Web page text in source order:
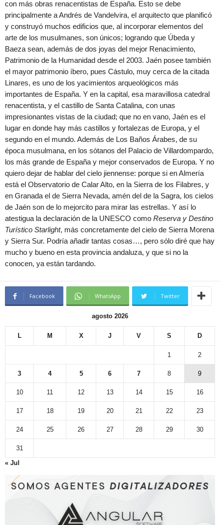
con más obras renacentistas de España. Esto se debe
principalmente a Andrés de Vandelvira, el arquitecto que planificó
y construyó muchos edificios que, al incorporar elementos del
arte de los musulmanes, son únicos; logrando que Úbeda y
Baeza sean, además de dos joyas del mejor Renacimiento,
Patrimonio de la Humanidad desde el 2003. Jaén posee también
el mayor patrimonio íbero, pues Cástulo, muy cerca de la citada
Linares, es uno de los yacimientos arqueológicos más
importantes de España. Y en la capital, esa maravillosa catedral
renacentista, y el castillo de Santa Catalina, con unas
impresionantes vistas de la ciudad; que no en vano, Jaén es el
lugar en donde hay más castillos y fortalezas de Europa, y el
segundo en el mundo. Además de Los Baños Árabes, de su
época musulmana, en los sótanos del Palacio de Villardompardo,
los más grande de España y mejor conservados de Europa. Y no
quiero dejar de hablar del cielo jiennense: porque si en Almería
está el Observatorio de Calar Alto, en la Sierra de los Filabres, y
en Granada el de Sierra Nevada, amén del de la Sagra, los cielos
de Jaén son de lo mejorcito para mirar las estrellas. Y así lo
atestigua la declaración de la UNESCO como Reserva y Destino
Turístico Starlight, más concretamente del cielo de Sierra Morena
y Sierra Sur. Podría añadir tantas cosas…, pero sólo diré que hay
mucho y bueno en esta provincia andaluza, y que si no la
conocen, ya están tardando.
Facebook WhatsApp Twitter
agosto 2026
L M X J V S D
1 2
3 4 5 6 7 8 9
10 11 12 13 14 15 16
17 18 19 20 21 22 23
24 25 26 27 28 29 30
31
« Jul